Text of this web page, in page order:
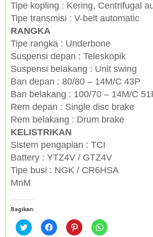
Tipe kopling : Kering, Centrifugal
Tipe transmisi : V-belt automatic
RANGKA
Tipe rangka : Underbone
Suspensi depan : Teleskopik
Suspensi belakang : Unit swing
Ban depan : 80/80 – 14M/C 43P
Ban belakang : 100/70 – 14M/C
Rem depan : Single disc brake
Rem belakang : Drum brake
KELISTRIKAN
Sistem pengapian : TCI
Battery : YTZ4V / GTZ4V
Tipe busi : NGK / CR6HSA
MnM
Bagikan:
C
l
C
l
C
l
C
l